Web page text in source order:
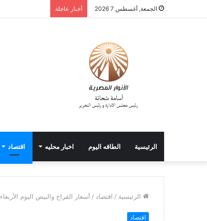
الجمعة, أغسطس 7 2026 أخبار عاجلة
الرئيسية الطاقه اليوم اخبار محليه اقتصاد
الرئيسية / اقتصاد / أسعار الفراخ والبيض اليوم الأربعاء 6 مايو 2026
اقتصاد